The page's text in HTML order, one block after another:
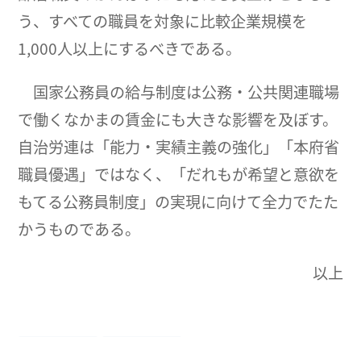
う、すべての職員を対象に比較企業規模を
1,000人以上にするべきである。
国家公務員の給与制度は公務・公共関連職場
で働くなかまの賃金にも大きな影響を及ぼす。
自治労連は「能力・実績主義の強化」「本府省
職員優遇」ではなく、「だれもが希望と意欲を
もてる公務員制度」の実現に向けて全力でたた
かうものである。
以上